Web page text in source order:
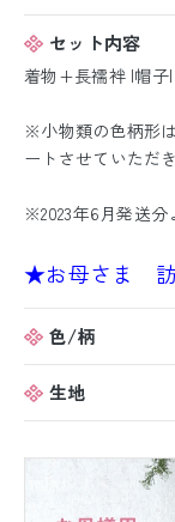
セット内容
着物+長襦袢 |帽子
※小物類の色柄形
ートさせていただき
※2023年6月発送分
★お母さま 訪
色/柄
生地